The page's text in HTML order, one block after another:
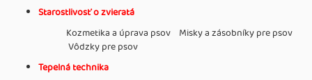
Starostlivosť o zvieratá
Kozmetika a úprava psov Misky a zásobníky pre psov
Vôdzky pre psov
Tepelná technika